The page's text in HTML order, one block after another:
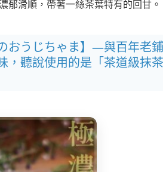
郁滑順，帶著一絲茶葉特有的回甘。
おうじちゃま】—與百年老
聽說使用的是「茶道級抹